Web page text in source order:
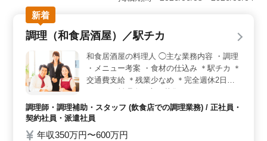
す。 ＜調理経験を活かせる＞ ホテル内での朝食・
夕食調理として、仕込みや盛り付け、調理業務を担当し
ます。これまで培った和食調理の経験や技術を活かし、
厨房を支える即戦力として活躍できます。 ＜通勤＋
待遇充実＞ 車通勤が可能で通勤方法を選べるほか、賞
与ありや社会保険など福利厚生も整っています。経験を
活かしながら安心して長く働ける環境です。
新着
調理（和食居酒屋）／駅チカ
和食居酒屋の料理人 ◯主な業務内容 ・調理
・メニュー考案 ・食材の仕込み ＊駅チカ ＊
交通費支給 ＊残業少なめ ＊完全週休2日制
ー考案まで担当する裁量の大きなお仕事で
す！
調理師・調理補助・スタッフ (飲食店での調理業務) / 正社員・
契約社員・派遣社員
年収350万円〜600万円